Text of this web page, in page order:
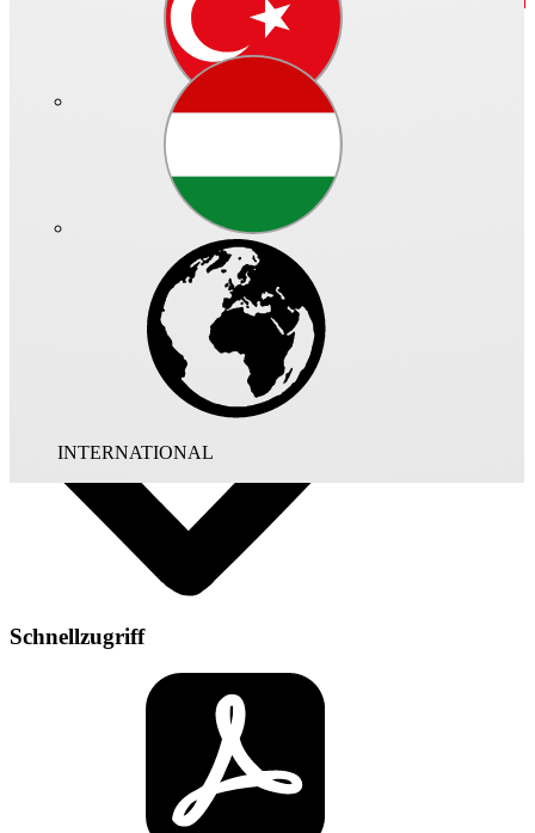
INTERNATIONAL
Bitte anmelden
Art.-Nr.: 01067 - 001
Jalousieklappe JVK 70/70 mit einem Nennmaß von 700 x 700 mm.
Ausgeführt in quadratischem Rahmengehäuse mit beidseitigem
Anschlussflansch aus verzinktem Stahlblech. Luftdichter Anschlag
an Rahmengehäuse. Lamellen gegenlaufend und als Hohlkörper
ausgebildeten mit eingezogener Dichtlippe. Achsen in Kunststoff
gelagert, mit Verbindung der Lamellen durch innenliegende
Zahnräder aus Aluminium.
Schnellzugriff